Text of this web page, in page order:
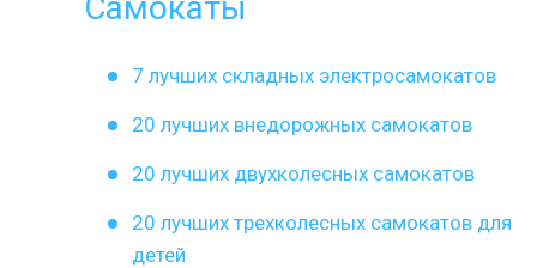
7 лучших складных электросамокатов
20 лучших внедорожных самокатов
20 лучших двухколесных самокатов
20 лучших трехколесных самокатов для
детей